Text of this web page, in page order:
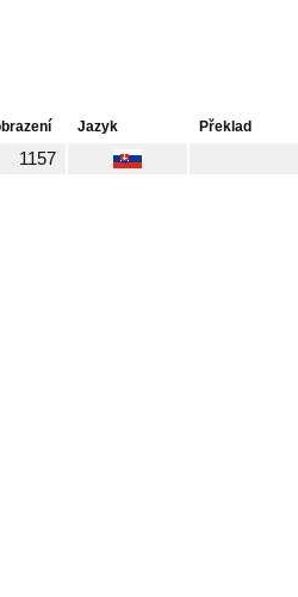
Jazyk Překlad
1157